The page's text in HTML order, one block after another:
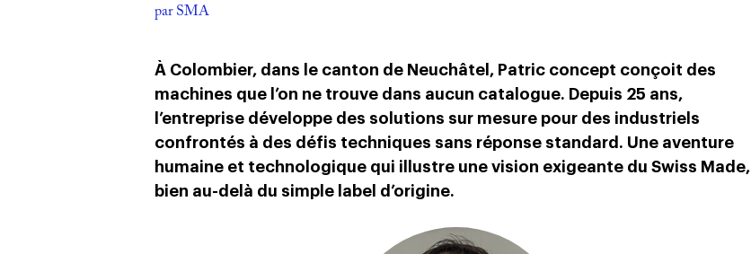
par SMA
À Colombier, dans le canton de Neuchâtel, Patric concept conçoit des
machines que l’on ne trouve dans aucun catalogue. Depuis 25 ans,
l’entreprise développe des solutions sur mesure pour des industriels
confrontés à des défis techniques sans réponse standard. Une aventure
humaine et technologique qui illustre une vision exigeante du Swiss Made,
bien au-delà du simple label d’origine.